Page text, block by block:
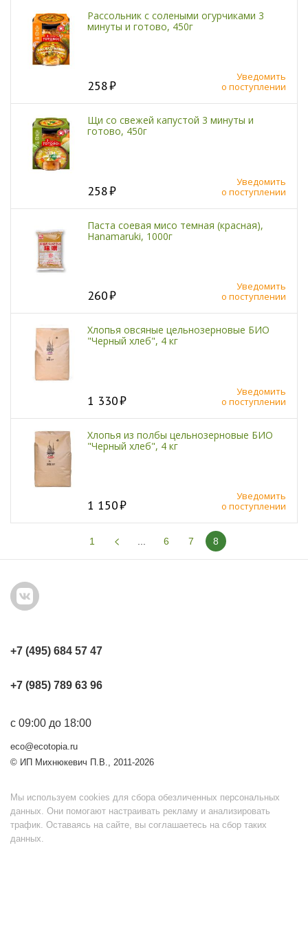
Рассольник с солеными огурчиками 3
минуты и готово, 450г
258
Уведомить
о поступлении
Щи со свежей капустой 3 минуты и
готово, 450г
258
Уведомить
о поступлении
Паста соевая мисо темная (красная),
Hanamaruki, 1000г
260
Уведомить
о поступлении
Хлопья овсяные цельнозерновые БИО
"Черный хлеб", 4 кг
1 330
Уведомить
о поступлении
Хлопья из полбы цельнозерновые БИО
"Черный хлеб", 4 кг
1 150
Уведомить
о поступлении
1 6 7 8
+7 (495) 684 57 47
+7 (985) 789 63 96
с 09:00 до 18:00
eco@ecotopia.ru
© ИП Михнюкевич П.В., 2011-2026
Мы используем cookies для сбора обезличенных персональных
данных. Они помогают настраивать рекламу и анализировать
трафик. Оставаясь на сайте, вы соглашаетесь на сбор таких
данных.